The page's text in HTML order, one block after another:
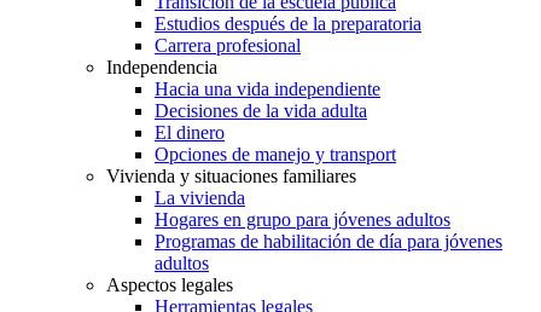
Estudios después de la preparatoria
Carrera profesional
Independencia
Hacia una vida independiente
Decisiones de la vida adulta
El dinero
Opciones de manejo y transport
Vivienda y situaciones familiares
La vivienda
Hogares en grupo para jóvenes adultos
Programas de habilitación de día para jóvenes
adultos
Aspectos legales
Herramientas legales